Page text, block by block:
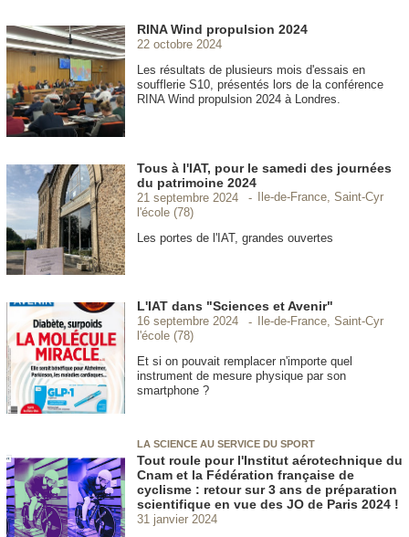
RINA Wind propulsion 2024
22 octobre 2024
Les résultats de plusieurs mois d'essais en
soufflerie S10, présentés lors de la conférence
RINA Wind propulsion 2024 à Londres.
Tous à l'IAT, pour le samedi des journées
du patrimoine 2024
21 septembre 2024
Ile-de-France, Saint-Cyr
l'école (78)
Les portes de l'IAT, grandes ouvertes
L'IAT dans "Sciences et Avenir"
16 septembre 2024
Ile-de-France, Saint-Cyr
l'école (78)
Et si on pouvait remplacer n'importe quel
instrument de mesure physique par son
smartphone ?
LA SCIENCE AU SERVICE DU SPORT
Tout roule pour l'Institut aérotechnique du
Cnam et la Fédération française de
cyclisme : retour sur 3 ans de préparation
scientifique en vue des JO de Paris 2024 !
31 janvier 2024